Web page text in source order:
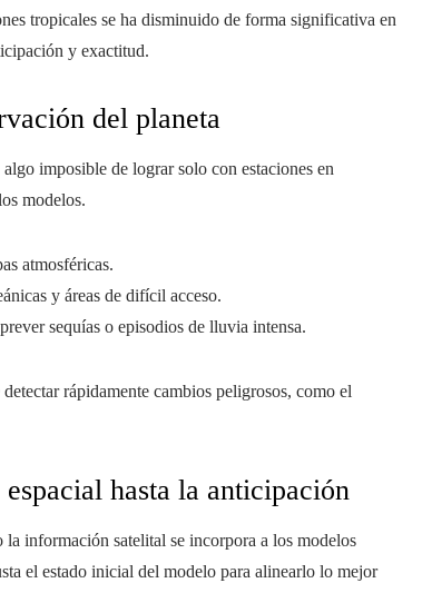
tropicales se ha disminuido de forma significativa en
y exactitud.
del planeta
imposible de lograr solo con estaciones en
modelos.
atmosféricas.
y áreas de difícil acceso.
sequías o episodios de lluvia intensa.
rápidamente cambios peligrosos, como el
hasta la anticipación
información satelital se incorpora a los modelos
el estado inicial del modelo para alinearlo lo mejor